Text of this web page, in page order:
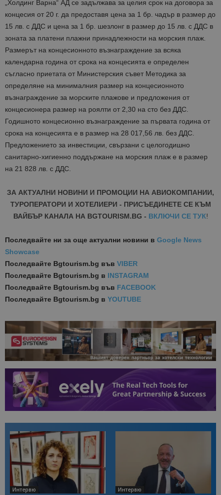
„Холдинг Варна“ АД се задължава за целия срок на договора за
концесия от 20 г. да предоставя цена за 1 бр. чадър в размер до
15 лв. с ДДС и цена за 1 бр. шезлонг в размер до 15 лв. с ДДС в
зоната за платени плажни принадлежности на морския плаж.
Размерът на концесионното възнаграждение за всяка
календарна година от срока на концесията е определен
съгласно приетата от Министерския съвет Методика за
определяне на минималния размер на концесионното
възнаграждение за морските плажове и предложения от
концесионера размер на роялти от 2,30 на сто без ДДС.
Годишното концесионно възнаграждение за първата година от
срока на концесията е в размер на 28 017,56 лв. без ДДС.
Предложението за инвестиции, свързани с целогодишно
санитарно-хигиенно поддържане на морския плаж е в размер
на 21 828 лв. с ДДС.
ЗА АКТУАЛНИ НОВИНИ И ПРОМОЦИИ НА АВИОКОМПАНИИ,
ТУРОПЕРАТОРИ И ХОТЕЛИЕРИ - ПРИСЪЕДИНЕТЕ СЕ КЪМ
ВАЙБЪР КАНАЛА НА BGTOURISM.BG - ВКЛЮЧИ СЕ ТУК!
Последвайте ни за още актуални новини в Google News
Showcase
Последвайте Bgtourism.bg във VIBER
Последвайте Bgtourism.bg в INSTAGRAM
Последвайте Bgtourism.bg във FACEBOOK
Последвайте Bgtourism.bg в YOUTUBE
Интервю Интервю